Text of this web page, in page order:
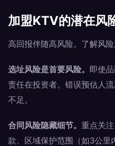
加盟KTV的潜在风
高回报伴随高风险。了解风险
选址风险是首要风险。 即使
责任在投资者。错误预估人
不足。
合同风险隐藏细节。 重点关
款、区域保护范围（如3公里